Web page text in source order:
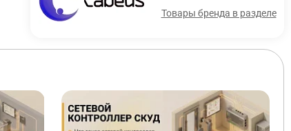
Товары бренда в разделе